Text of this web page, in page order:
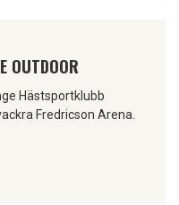
OUTDOOR
Hästsportklubb
Fredricson Arena.